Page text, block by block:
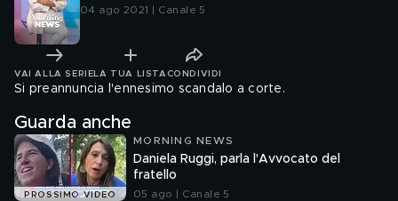
04 ago 2021 | Canale 5
VAI ALLA SERIE LA TUA LISTA CONDIVIDI
Si preannuncia l'ennesimo scandalo a corte.
Guarda anche
PROSSIMO VIDEO
MORNING NEWS
Daniela Ruggi, parla l'Avvocato del
fratello
05 ago | Canale 5